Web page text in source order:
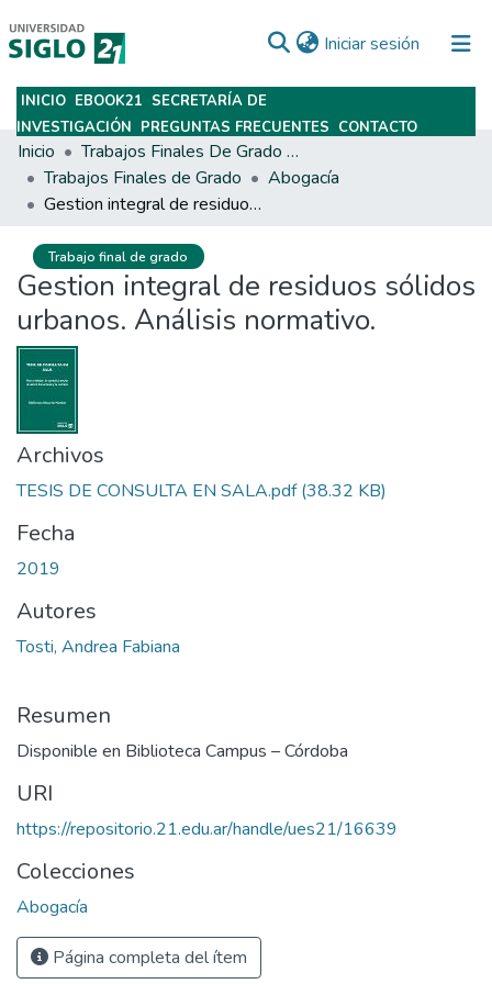
Iniciar sesión (current)
Subir
INICIO EBOOK21 SECRETARÍA DE
INVESTIGACIÓN PREGUNTAS FRECUENTES CONTACTO
Inicio
Trabajos Finales De Grado Y Posgrado
Trabajos Finales de Grado
Abogacía
Gestion integral de residuos sólidos urbanos. Análisis normativo.
Trabajo final de grado
Gestion integral de residuos sólidos
urbanos. Análisis normativo.
Archivos
TESIS DE CONSULTA EN SALA.pdf(38.32 KB)
Fecha
2019
Autores
Tosti, Andrea Fabiana
Resumen
Disponible en Biblioteca Campus – Córdoba
URI
https://repositorio.21.edu.ar/handle/ues21/16639
Colecciones
Abogacía
Página completa del ítem